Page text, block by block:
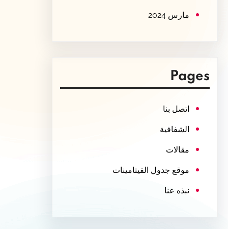
مارس 2024
Pages
اتصل بنا
الشفافية
مقالات
موقع جدول الفيتامينات
نبذه عنا